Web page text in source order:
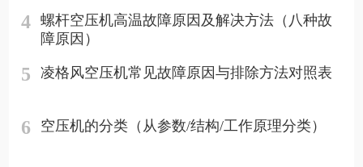
4
螺杆空压机高温故障原因及解决方法（八种故
障原因）
5 凌格风空压机常见故障原因与排除方法对照表
6 空压机的分类（从参数/结构/工作原理分类）